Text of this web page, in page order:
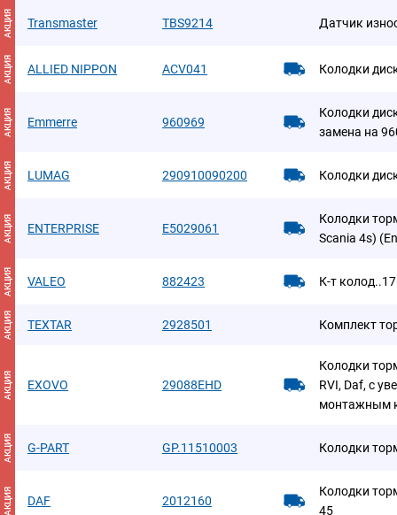
АКЦИЯ Transmaster TBS9214 Датчик
АКЦИЯ ALLIED NIPPON ACV041 Колодки
АКЦИЯ Emmerre 960969
Колодки
замена на
АКЦИЯ LUMAG 290910090200 Колодки
АКЦИЯ ENTERPRISE E5029061
Колодки
Scania 4s)
АКЦИЯ VALEO 882423 К-т
АКЦИЯ TEXTAR 2928501 Комплект
АКЦИЯ EXOVO 29088EHD
Колодки
RVI, Daf, c
монтажным
АКЦИЯ G-PART GP.11510003 Колодки
АКЦИЯ DAF 2012160
Колодки
45